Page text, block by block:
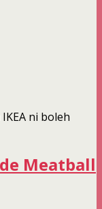
ni boleh
Meatball